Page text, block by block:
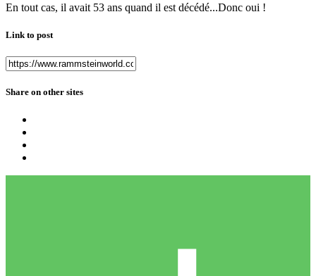
En tout cas, il avait 53 ans quand il est décédé...Donc oui !
Link to post
Share on other sites